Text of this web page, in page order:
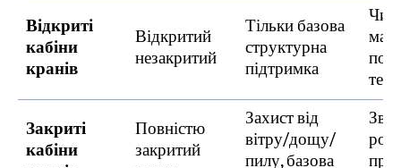
Відкриті
кабіни
кранів
Відкритий
незакритий
Тільки базова
структурна
підтримка
Закриті
кабіни
Повністю
закритий
Захист від
вітру/дощу/
пилу, базова